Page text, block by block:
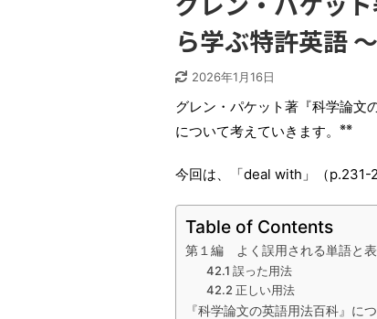
ら学ぶ特許英語
2026年1月16日
グレン・パケット著『科学論文
について考えていきます。
※※
今回は、「deal with」（p.231-
Table of Contents
第１編 よく誤用される単語
42.1 誤った用法
42.2 正しい用法
『科学論文の英語用法百科』に